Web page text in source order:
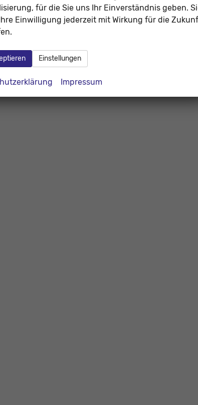
für die Sie uns Ihr Einverständnis geben.
Einwilligung jederzeit mit Wirkung für die
Einstellungen
Impressum